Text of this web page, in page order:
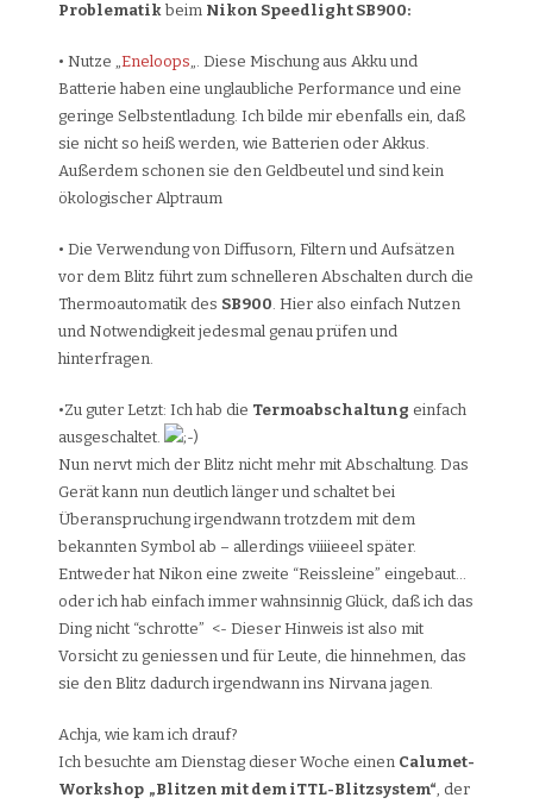
Problematik beim Nikon Speedlight SB900:
• Nutze „Eneloops„. Diese Mischung aus Akku und
Batterie haben eine unglaubliche Performance und eine
geringe Selbstentladung. Ich bilde mir ebenfalls ein, daß
sie nicht so heiß werden, wie Batterien oder Akkus.
Außerdem schonen sie den Geldbeutel und sind kein
ökologischer Alptraum
• Die Verwendung von Diffusorn, Filtern und Aufsätzen
vor dem Blitz führt zum schnelleren Abschalten durch die
Thermoautomatik des SB900. Hier also einfach Nutzen
und Notwendigkeit jedesmal genau prüfen und
hinterfragen.
•Zu guter Letzt: Ich hab die Termoabschaltung einfach
ausgeschaltet.
Nun nervt mich der Blitz nicht mehr mit Abschaltung. Das
Gerät kann nun deutlich länger und schaltet bei
Überanspruchung irgendwann trotzdem mit dem
bekannten Symbol ab – allerdings viiiieeel später.
Entweder hat Nikon eine zweite “Reissleine” eingebaut…
oder ich hab einfach immer wahnsinnig Glück, daß ich das
Ding nicht “schrotte” <- Dieser Hinweis ist also mit
Vorsicht zu geniessen und für Leute, die hinnehmen, das
sie den Blitz dadurch irgendwann ins Nirvana jagen.
Achja, wie kam ich drauf?
Ich besuchte am Dienstag dieser Woche einen Calumet-
Workshop „Blitzen mit dem iTTL-Blitzsystem“, der